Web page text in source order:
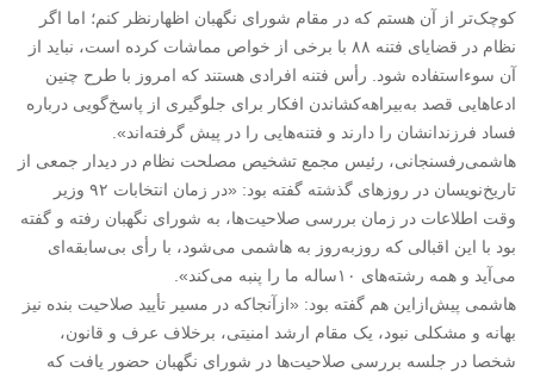
کوچک‌تر از آن هستم که در مقام شورای نگهبان اظهارنظر کنم؛ اما اگر
نظام در قضایای فتنه ۸۸ با برخی از خواص مماشات کرده است، نباید از
آن سوءاستفاده شود. رأس فتنه افرادی هستند که امروز با طرح چنین
ادعاهایی قصد به‌بیراهه‌کشاندن افکار برای جلوگیری از پاسخ‌گویی درباره
فساد فرزندانشان را دارند و فتنه‌هایی را در پیش گرفته‌اند».
هاشمی‌رفسنجانی، رئیس مجمع تشخیص مصلحت نظام در دیدار جمعی از
تاریخ‌نویسان در روزهای گذشته گفته بود: «در زمان انتخابات ۹۲ وزیر
وقت اطلاعات در زمان بررسی صلاحیت‌ها، به شورای نگهبان رفته و گفته
بود با این اقبالی که روز‌به‌روز به هاشمی می‌شود، با رأی بی‌سابقه‌ای
می‌آید و همه رشته‌های ۱۰ساله ما را پنبه می‌کند».
هاشمی پیش‌ازاین هم گفته بود: «ازآنجاکه در مسیر تأیید صلاحیت بنده نیز
بهانه و مشکلی نبود، یک مقام ارشد امنیتی، برخلاف عرف و قانون،
شخصا در جلسه بررسی صلاحیت‌ها در شورای نگهبان حضور یافت که